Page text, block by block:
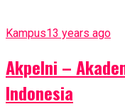
Kampus13 years ago
Akpelni –
Indonesia